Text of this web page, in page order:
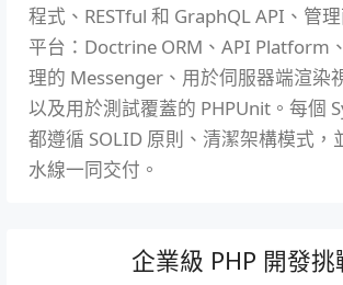
程式、RESTful 和 GraphQL API、管
平台：Doctrine ORM、API Platform
理的 Messenger、用於伺服器端渲染
以及用於測試覆蓋的 PHPUnit。每個
都遵循 SOLID 原則、清潔架構模式，
水線一同交付。
企業級 PHP 開發挑